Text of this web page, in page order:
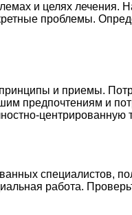
и целях лечения.
проблемы.
и приемы.
предпочтениям и
центрированную
специалистов,
работа.